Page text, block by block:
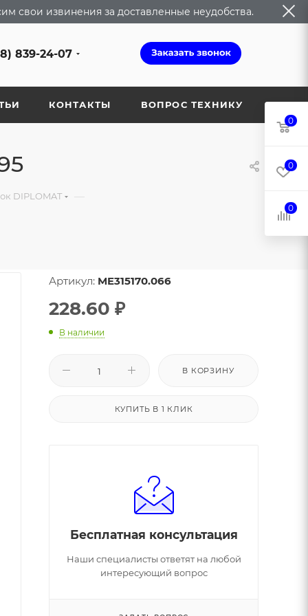
свои извинения за доставленные неудобства.
839-24-07
КОНТАКТЫ ВОПРОС ТЕХНИКУ
DIPLOMAT —
Артикул: ME315170.066
228.60 ₽
В наличии
В КОРЗИНУ
КУПИТЬ В 1 КЛИК
Бесплатная консультация
Наши специалисты ответят на любой
интересующий вопрос
0
0
0